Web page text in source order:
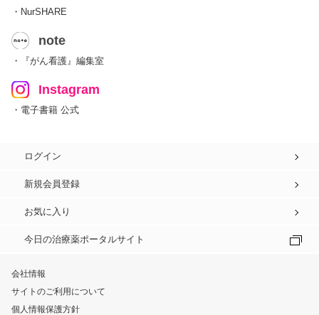
・NurSHARE
note
・『がん看護』編集室
Instagram
・電子書籍 公式
ログイン
新規会員登録
お気に入り
今日の治療薬ポータルサイト
会社情報
サイトのご利用について
個人情報保護方針